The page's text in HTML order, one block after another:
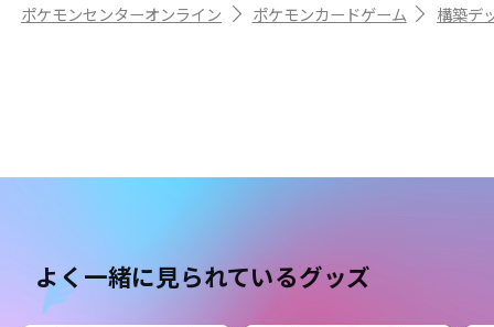
ポケモンセンターオンライン ポケモンカードゲーム 構築デ
よく一緒に見られているグッズ